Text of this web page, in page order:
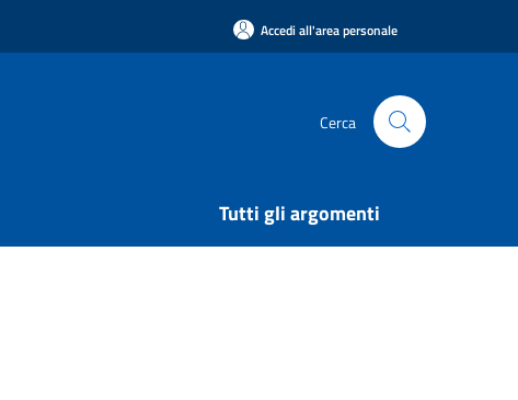
Accedi all'area personale
Cerca
Tutti gli argomenti